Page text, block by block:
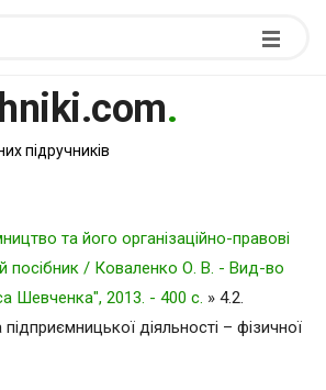
.
підручників
та його організаційно-правові
посібник / Коваленко О. В. - Вид-во
Шевченка", 2013. - 400 c. » 4.2.
підприємницької діяльності – фізичної